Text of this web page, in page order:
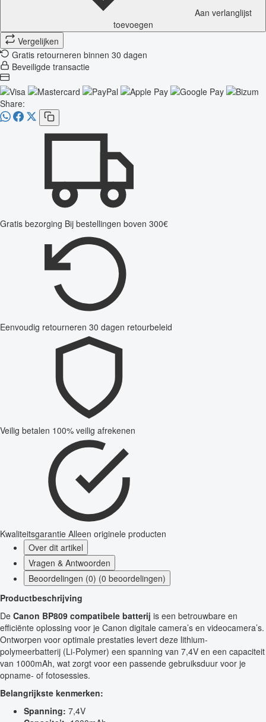
Aan verlanglijst
toevoegen
Vergelijken
Gratis retourneren binnen 30 dagen
Beveiligde transactie
Share:
Gratis bezorging Bij bestellingen boven 300€
Eenvoudig retourneren 30 dagen retourbeleid
Veilig betalen 100% veilig afrekenen
Kwaliteitsgarantie Alleen originele producten
Over dit artikel
Vragen & Antwoorden
Beoordelingen (0) (0 beoordelingen)
Productbeschrijving
De Canon BP809 compatibele batterij is een betrouwbare en
efficiënte oplossing voor je Canon digitale camera’s en videocamera’s.
Ontworpen voor optimale prestaties levert deze lithium-
polymeerbatterij (Li-Polymer) een spanning van 7,4V en een capaciteit
van 1000mAh, wat zorgt voor een passende gebruiksduur voor je
opname- of fotosessies.
Belangrijkste kenmerken:
Spanning: 7,4V